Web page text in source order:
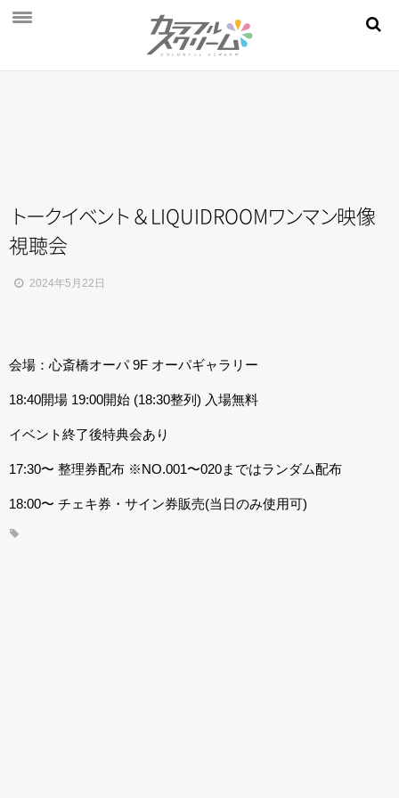
MOVIE
AUDITION
STORE
トークイベント ＆LIQUIDROOM ワンマン映像
視聴会
2024年5月22日
会場：心斎橋オーパ 9F オーパギャラリー
18:40開場 19:00開始 (18:30整列) 入場無料
イベント終了後特典会あり
17:30〜 整理券配布 ※NO.001〜020まではランダム配布
18:00〜 チェキ券・サイン券販売(当日のみ使用可)